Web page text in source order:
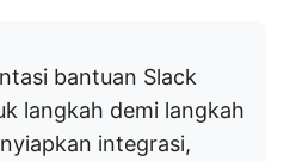
bantuan Slack
langkah demi langkah
integrasi,